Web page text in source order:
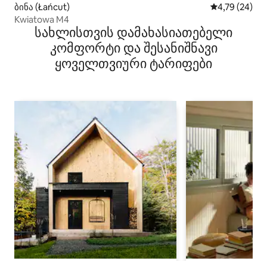
ბინა (Łańcut) საშუალო
4,79 (24)
Kwiatowa M4
სახლისთვის დამახასიათებელი
კომფორტი და შესანიშნავი
ყოველთვიური ტარიფები